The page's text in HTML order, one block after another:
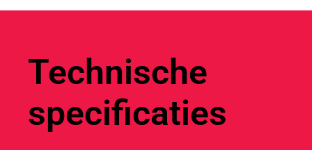
Technische
specificaties